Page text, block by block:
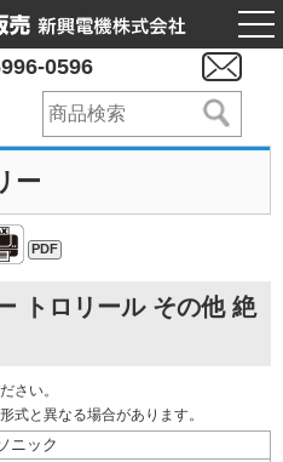
0596
ー
PDF
トロリール その他 絶
さい。
式と異なる場合があります。
ニック